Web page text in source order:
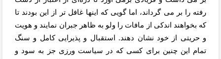
رفته را بر می گرداند، اما گویی که اینها غافل تر
از
این بودند تا
که بخواهند اندکی از مافات را ولو به ظاهر جبران نمایند و هویت
و حریتی از خود نشان دهند. استقبال و پذیرایی کامل و سنگ
تمام این چنین برای کسی که در
سیاست ورزی جز
به سود و